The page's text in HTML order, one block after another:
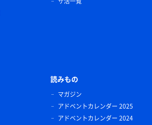
読みもの
マガジン
アドベントカレンダー 2025
アドベントカレンダー 2024